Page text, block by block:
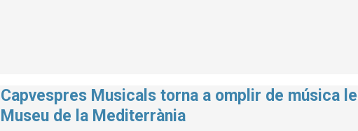
Capvespres Musicals torna a omplir de música
Museu de la Mediterrània